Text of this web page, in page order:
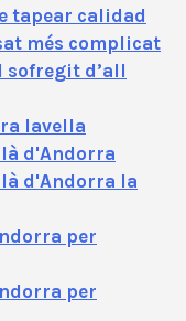
tapear calidad
més complicat
sofregit d’all
lavella
d'Andorra
d'Andorra la
per
per